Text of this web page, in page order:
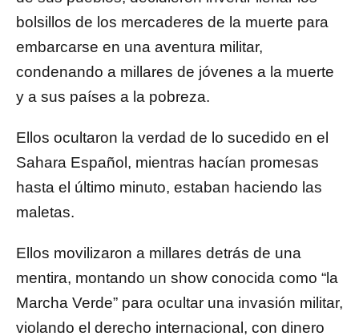
bolsillos de los mercaderes de la muerte para
embarcarse en una aventura militar,
condenando a millares de jóvenes a la muerte
y a sus países a la pobreza.
Ellos ocultaron la verdad de lo sucedido en el
Sahara Español, mientras hacían promesas
hasta el último minuto, estaban haciendo las
maletas.
Ellos movilizaron a millares detrás de una
mentira, montando un show conocida como “la
Marcha Verde” para ocultar una invasión militar,
violando el derecho internacional, con dinero